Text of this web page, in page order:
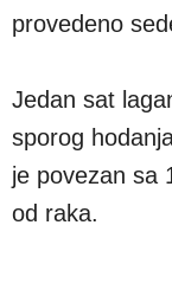
provedeno
Jedan sat
sporog
je povezan sa
od raka.